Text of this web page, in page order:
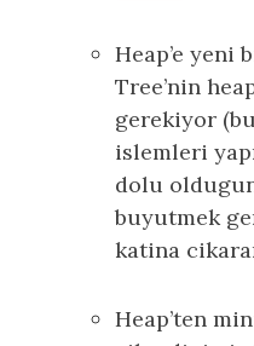
Heap’e yeni
Tree’nin
gerekiyor
islemleri
dolu
buyutmek
katina
Heap’ten